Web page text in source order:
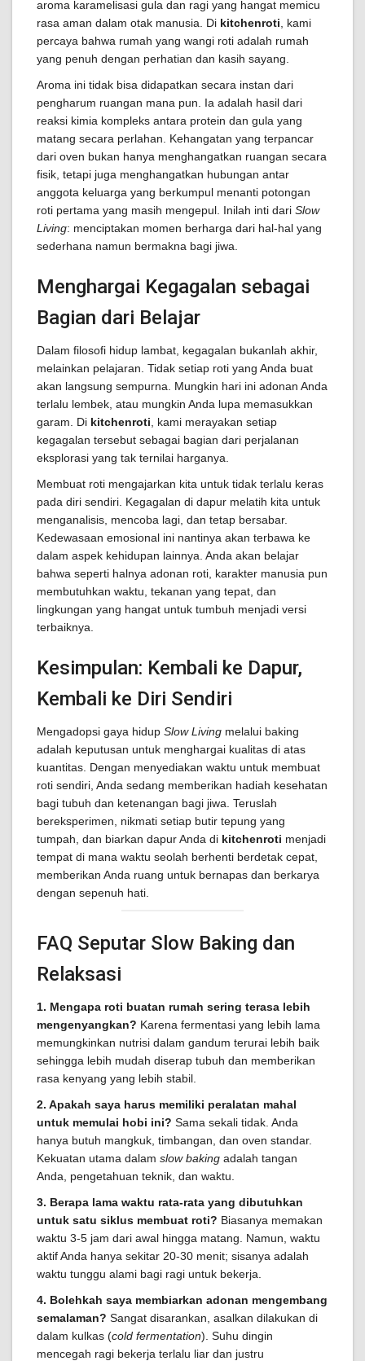
aroma karamelisasi gula dan ragi yang hangat memicu
rasa aman dalam otak manusia. Di kitchenroti , kami
percaya bahwa rumah yang wangi roti adalah rumah
yang penuh dengan perhatian dan kasih sayang.
Aroma ini tidak bisa didapatkan secara instan dari
pengharum ruangan mana pun. Ia adalah hasil dari
reaksi kimia kompleks antara protein dan gula yang
matang secara perlahan. Kehangatan yang terpancar
dari oven bukan hanya menghangatkan ruangan secara
fisik, tetapi juga menghangatkan hubungan antar
anggota keluarga yang berkumpul menanti potongan
roti pertama yang masih mengepul. Inilah inti dari Slow
Living: menciptakan momen berharga dari hal-hal yang
sederhana namun bermakna bagi jiwa.
Menghargai Kegagalan sebagai
Bagian dari Belajar
Dalam filosofi hidup lambat, kegagalan bukanlah akhir,
melainkan pelajaran. Tidak setiap roti yang Anda buat
akan langsung sempurna. Mungkin hari ini adonan Anda
terlalu lembek, atau mungkin Anda lupa memasukkan
garam. Di kitchenroti , kami merayakan setiap
kegagalan tersebut sebagai bagian dari perjalanan
eksplorasi yang tak ternilai harganya.
Membuat roti mengajarkan kita untuk tidak terlalu keras
pada diri sendiri. Kegagalan di dapur melatih kita untuk
menganalisis, mencoba lagi, dan tetap bersabar.
Kedewasaan emosional ini nantinya akan terbawa ke
dalam aspek kehidupan lainnya. Anda akan belajar
bahwa seperti halnya adonan roti, karakter manusia pun
membutuhkan waktu, tekanan yang tepat, dan
lingkungan yang hangat untuk tumbuh menjadi versi
terbaiknya.
Kesimpulan: Kembali ke Dapur,
Kembali ke Diri Sendiri
Mengadopsi gaya hidup Slow Living melalui baking
adalah keputusan untuk menghargai kualitas di atas
kuantitas. Dengan menyediakan waktu untuk membuat
roti sendiri, Anda sedang memberikan hadiah kesehatan
bagi tubuh dan ketenangan bagi jiwa. Teruslah
bereksperimen, nikmati setiap butir tepung yang
tumpah, dan biarkan dapur Anda di kitchenroti menjadi
tempat di mana waktu seolah berhenti berdetak cepat,
memberikan Anda ruang untuk bernapas dan berkarya
dengan sepenuh hati.
FAQ Seputar Slow Baking dan
Relaksasi
1. Mengapa roti buatan rumah sering terasa lebih
mengenyangkan? Karena fermentasi yang lebih lama
memungkinkan nutrisi dalam gandum terurai lebih baik
sehingga lebih mudah diserap tubuh dan memberikan
rasa kenyang yang lebih stabil.
2. Apakah saya harus memiliki peralatan mahal
untuk memulai hobi ini? Sama sekali tidak. Anda
hanya butuh mangkuk, timbangan, dan oven standar.
Kekuatan utama dalam slow baking adalah tangan
Anda, pengetahuan teknik, dan waktu.
3. Berapa lama waktu rata-rata yang dibutuhkan
untuk satu siklus membuat roti? Biasanya memakan
waktu 3-5 jam dari awal hingga matang. Namun, waktu
aktif Anda hanya sekitar 20-30 menit; sisanya adalah
waktu tunggu alami bagi ragi untuk bekerja.
4. Bolehkah saya membiarkan adonan mengembang
semalaman? Sangat disarankan, asalkan dilakukan di
dalam kulkas (cold fermentation). Suhu dingin
mencegah ragi bekerja terlalu liar dan justru